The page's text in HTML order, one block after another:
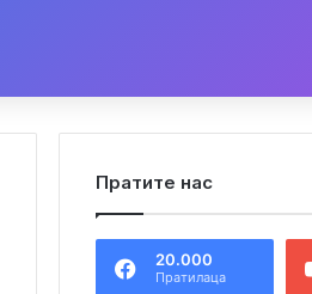
Пратите нас
20.000
Пратилаца